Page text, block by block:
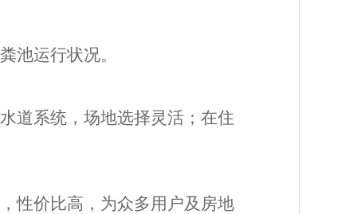
池运行状况。
道系统，场地选择灵活；在住
性价比高，为众多用户及房地